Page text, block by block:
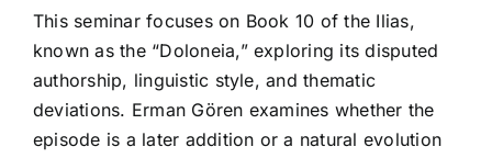
This seminar focuses on Book 10 of the Ilias,
known as the “Doloneia,” exploring its disputed
authorship, linguistic style, and thematic
deviations. Erman Gören examines whether the
episode is a later addition or a natural evolution